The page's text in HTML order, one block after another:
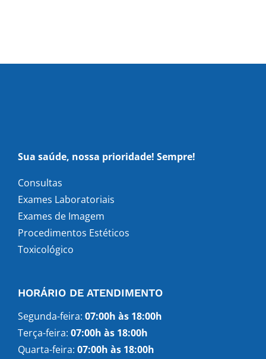
Sua saúde, nossa prioridade! Sempre!
Consultas
Exames Laboratoriais
Exames de Imagem
Procedimentos Estéticos
Toxicológico
HORÁRIO DE ATENDIMENTO
Segunda-feira: 07:00h às 18:00h
Terça-feira: 07:00h às 18:00h
Quarta-feira: 07:00h às 18:00h